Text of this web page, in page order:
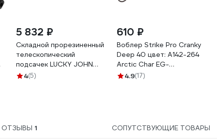
5 832 ₽
Складной прорезиненный
телескопический
подсачек LUCKY JOHN
190х50х60см LJ-7359-
4(5)
610 ₽
Воблер Strike Pro Cranky
Deep 40 цвет: A142-264
Arctic Char EG-
164L#A142-264
4.9(17)
ОТЗЫВЫ 1 СОПУТСТВУЮЩИЕ ТОВАРЫ